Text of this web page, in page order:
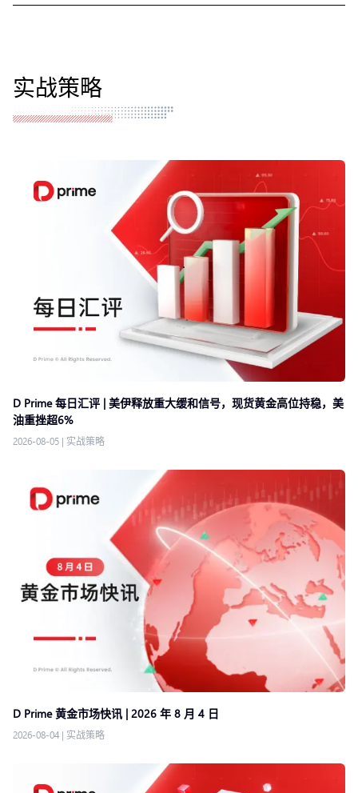
实战策略
D Prime 每日汇评 | 美伊释放重大缓和信号，现货黄金高位持稳，美
油重挫超6%
2026-08-05 | 实战策略
D Prime 黄金市场快讯 | 2026 年 8 月 4 日
2026-08-04 | 实战策略